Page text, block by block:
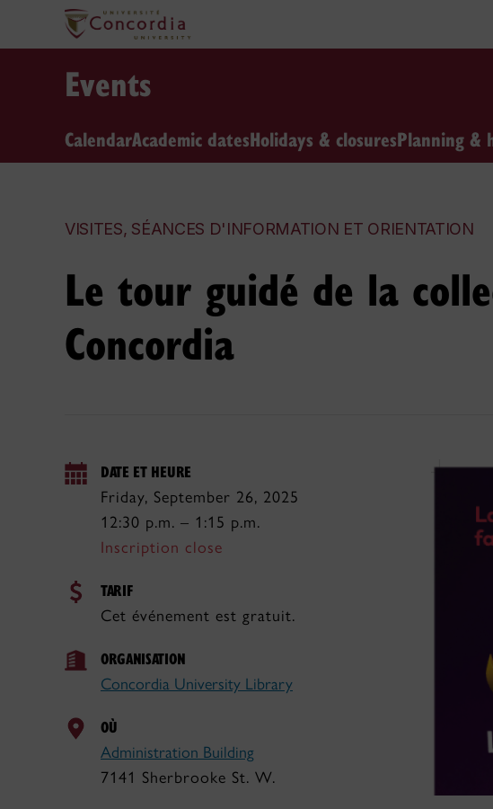
Events
CalendarAcademic datesHolidays & closuresPlanning &
VISITES, SÉANCES D'INFORMATION ET ORIENTATION
Le tour guidé de la
Concordia
DATE ET HEURE
Friday, September 26, 2025
12:30 p.m. – 1:15 p.m.
Inscription close
TARIF
Cet événement est gratuit.
ORGANISATION
Concordia University Library
OÙ
Administration Building
7141 Sherbrooke St. W.